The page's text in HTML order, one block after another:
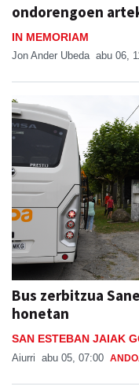
ondorengoen
IN MEMORIAM
Jon Ander Ubeda abu 06,
Bus zerbitzua
honetan
SAN ESTEBAN JAIAK
Aiurri abu 05, 07:00